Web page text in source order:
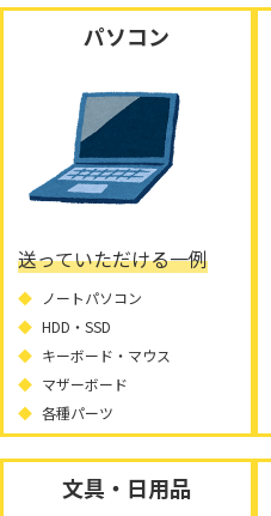
パソコン
送っていただける一例
ノートパソコン
HDD・SSD
キーボード・マウス
マザーボード
各種パーツ
文具・日用品